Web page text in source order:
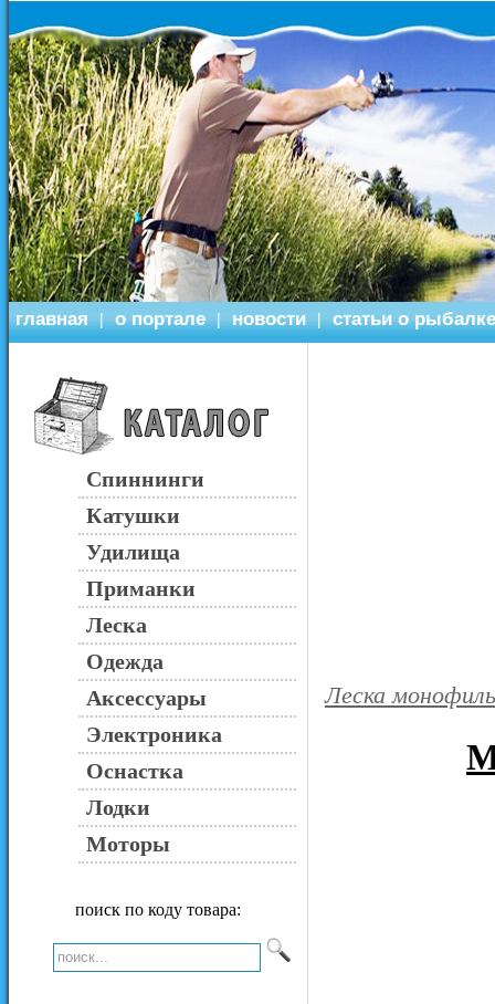
главная | о портале | новости | статьи о рыбалке
Спиннинги
Катушки
Удилища
Приманки
Леска
Одежда
Аксессуары
Электроника
Оснастка
Лодки
Моторы
поиск по коду товара:
Леска